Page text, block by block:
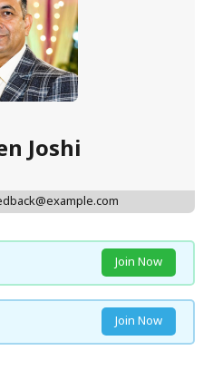
Joshi
Join Now
Join Now